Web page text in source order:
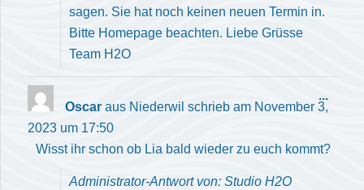
sagen. Sie hat noch keinen neuen Termin in.
Bitte Homepage beachten. Liebe Grüsse
Team H2O
Oscar aus Niederwil schrieb am November 3,
2023 um 17:50
Wisst ihr schon ob Lia bald wieder zu euch kommt?
Administrator-Antwort von: Studio H2O
...